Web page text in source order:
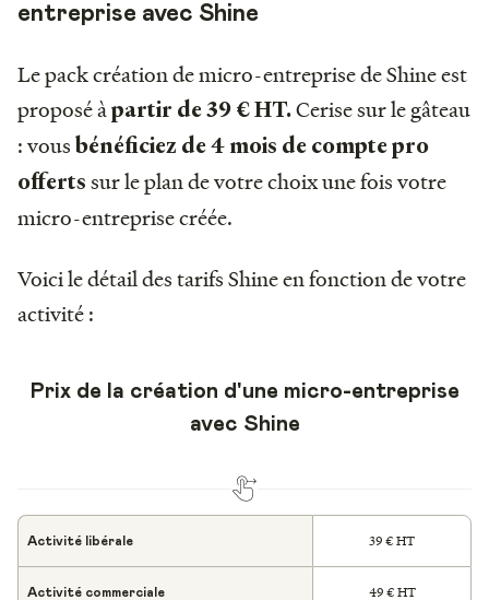
entreprise avec Shine
Le pack création de micro-entreprise de Shine est
proposé àpartir de 39 € HT.Cerise sur le gâteau
: vous bénéficiez de 4 mois de compte pro
offerts sur le plan de votre choix une fois votre
micro-entreprise créée.
Voici le détail des tarifs Shine en fonction de votre
activité :
Prix de la création d'une micro-entreprise
avec Shine
Activité libérale 39 € HT
Activité commerciale 49 € HT